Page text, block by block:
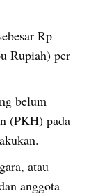
Rp
Rupiah) per
belum
(PKH) pada
atau
anggota